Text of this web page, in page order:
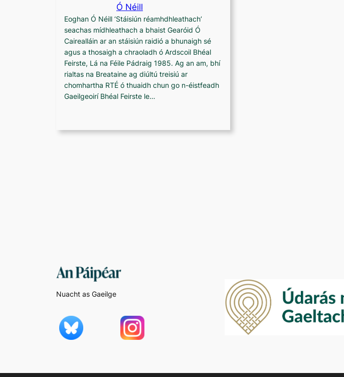
Ó Néill
Eoghan Ó Néill ‘Stáisiún réamhdhleathach’
seachas mídhleathach a bhaist Gearóid Ó
Cairealláin ar an stáisiún raidió a bhunaigh sé
agus a thosaigh a chraoladh ó Ardscoil Bhéal
Feirste, Lá na Féile Pádraig 1985. Ag an am, bhí
rialtas na Breataine ag diúltú treisiú ar
chomhartha RTÉ ó thuaidh chun go n-éistfeadh
Gaeilgeoirí Bhéal Feirste le…
Nuacht as Gaeilge